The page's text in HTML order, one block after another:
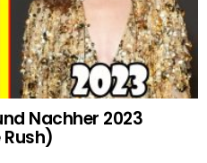
Nachher 2023